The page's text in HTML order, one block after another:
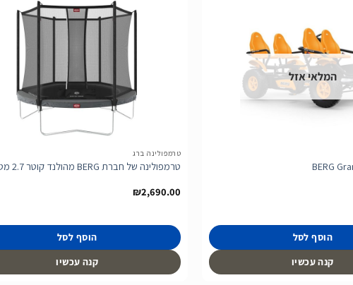
המלאי אזל
BERG
הוסף לסל
קנה עכשיו
טרמפולינה ברג
טרמפולינה של חברת BERG מהולנד קוטר 2.7 מטר
₪2,690.00
הוסף לסל
קנה עכשיו